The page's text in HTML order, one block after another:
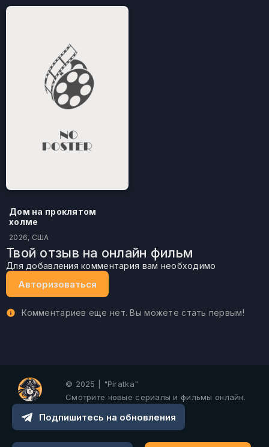
Дом на проклятом
холме
2026, США
Твой отзыв на онлайн фильм
Для добавления комментария вам необходимо
Авторизоваться
Комментариев еще нет. Вы можете стать первым!
© 2025 | "Piratka"
Смотрите новые сериалы и фильмы онлайн.
Подпишитесь на обновления